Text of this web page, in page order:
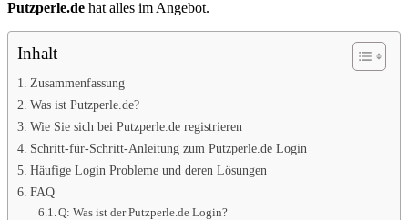
Putzperle.de hat alles im Angebot.
Inhalt
Zusammenfassung
Was ist Putzperle.de?
Wie Sie sich bei Putzperle.de registrieren
Schritt-für-Schritt-Anleitung zum Putzperle.de Login
Häufige Login Probleme und deren Lösungen
FAQ
Q: Was ist der Putzperle.de Login?